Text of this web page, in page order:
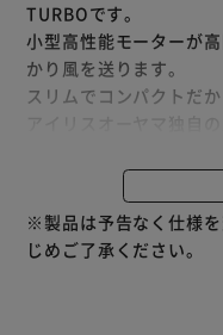
TURBOです。
小型高性能モーターが
かり風を送ります。
スリムでコンパクトだ
付属のくつ乾燥アタッ
燥も可能です。
自動モード（あたため
※製品は予告なく仕様
じめご了承ください。